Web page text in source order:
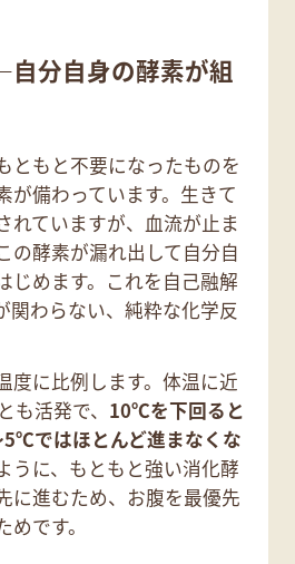
分自身の酵素が組
ともと不要になったものを
が備わっています。生きて
れていますが、血流が止ま
の酵素が漏れ出して自分自
じめます。これを自己融解
関わらない、純粋な化学反
度に比例します。体温に近
活発で、 10℃を下回ると
ではほとんど進まなくな
うに、もともと強い消化酵
に進むため、お腹を最優先
です。